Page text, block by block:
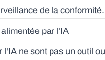
de la conformité.
par l'IA
ne sont pas un outil